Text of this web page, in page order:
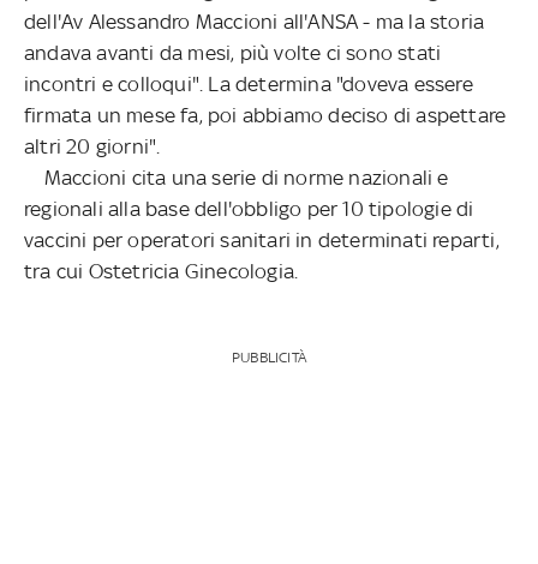
dell'Av Alessandro Maccioni all'ANSA - ma la storia
andava avanti da mesi, più volte ci sono stati
incontri e colloqui". La determina "doveva essere
firmata un mese fa, poi abbiamo deciso di aspettare
altri 20 giorni".
Maccioni cita una serie di norme nazionali e
regionali alla base dell'obbligo per 10 tipologie di
vaccini per operatori sanitari in determinati reparti,
tra cui Ostetricia Ginecologia.
PUBBLICITÀ